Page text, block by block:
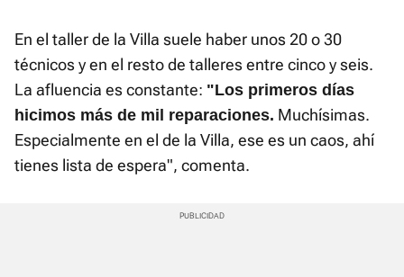
En el taller de la Villa suele haber unos 20 o 30
técnicos y en el resto de talleres entre cinco y seis.
La afluencia es constante: "Los primeros días
hicimos más de mil reparaciones. Muchísimas.
Especialmente en el de la Villa, ese es un caos, ahí
tienes lista de espera", comenta.